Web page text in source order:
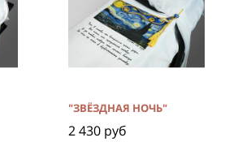
"ЗВЁЗДНАЯ НОЧЬ"
2 430 руб